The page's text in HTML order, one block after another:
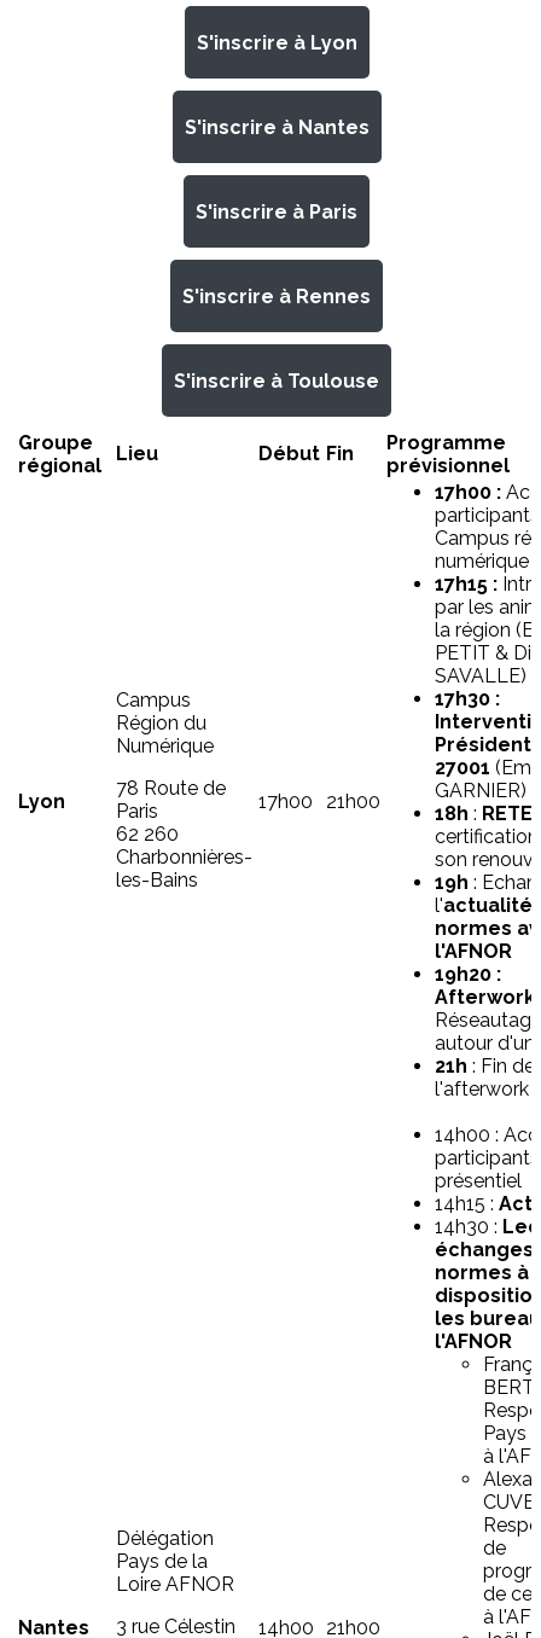
S'inscrire à Lyon
S'inscrire à Nantes
S'inscrire à Paris
S'inscrire à Rennes
S'inscrire à Toulouse
Groupe
régional
Lieu Début Fin
Programme
prévisionnel
Lyon
Campus
Région du
Numérique
78 Route de
Paris
62 260
Charbonnières-
les-Bains
17h00 21h00
17h00 :
Campus
numérique
17h15 :
par les
la région
PETIT &
SAVALLE)
17h30 :
Président
27001
GARNIER)
18h :
son
19h :
l'actualité
normes
l'AFNOR
19h20 :
Afterwork
autour
21h : Fin de
l'afterwork
Nantes
Délégation
Pays de la
Loire AFNOR
3 rue Célestin
14h00 21h00
14h00 :
présentiel
14h15 :
14h30 :
échanges
normes à
les
l'AFNOR
Pays
à
de
de
à